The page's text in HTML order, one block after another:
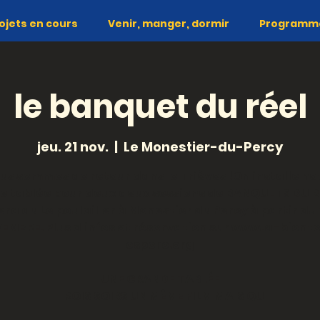
en cours Venir, manger, dormir
le banquet du réel
jeu. 21 nov.
  |
Le Monestier-du-Percy